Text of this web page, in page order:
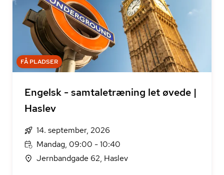
FÅ PLADSER
Engelsk - samtaletræning let øvede |
Haslev
14. september, 2026
Mandag, 09:00 - 10:40
Jernbandgade 62, Haslev